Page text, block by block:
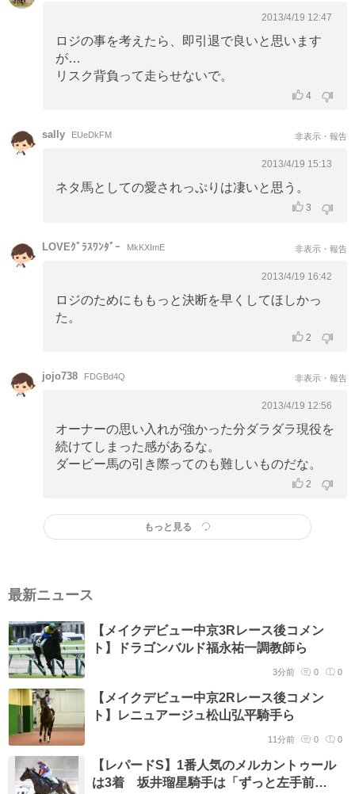
2013/4/19 12:47
ロジの事を考えたら、即引退で良いと思います
が…
リスク背負って走らせないで。
4
sally EUeDkFM 非表示・報告
2013/4/19 15:13
ネタ馬としての愛されっぷりは凄いと思う。
3
LOVEｸﾞﾗｽﾜﾝﾀﾞｰ MkKXImE 非表示・報告
2013/4/19 16:42
ロジのためにももっと決断を早くしてほしかっ
た。
2
jojo738 FDGBd4Q 非表示・報告
2013/4/19 12:56
オーナーの思い入れが強かった分ダラダラ現役を
続けてしまった感があるな。
ダービー馬の引き際ってのも難しいものだな。
2
もっと見る
最新ニュース
【メイクデビュー中京3Rレース後コメン
ト】ドラゴンバルド福永祐一調教師ら
3分前 0 0
【メイクデビュー中京2Rレース後コメン
ト】レニュアージュ松山弘平騎手ら
11分前 0 0
【レパードS】1番人気のメルカントゥール
は3着 坂井瑠星騎手は「ずっと左手前